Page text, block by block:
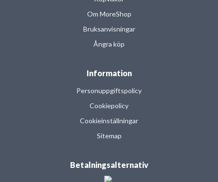
Om MoreShop
Bruksanvisningar
Ångra köp
Information
Personuppgiftspolicy
Cookiepolicy
Cookieinställningar
Sitemap
Betalningsalternativ